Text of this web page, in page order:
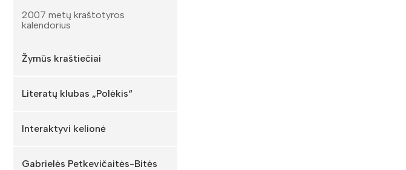
2007 metų kraštotyros
kalendorius
Žymūs kraštiečiai
Literatų klubas „Polėkis“
Interaktyvi kelionė
Gabrielės Petkevičaitės-Bitės